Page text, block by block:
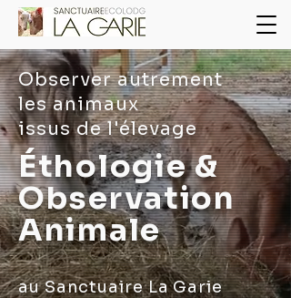
Observer autrement
les animaux
issus de l'élevage
Éthologie &
Observation
Animale
au Sanctuaire La Garie